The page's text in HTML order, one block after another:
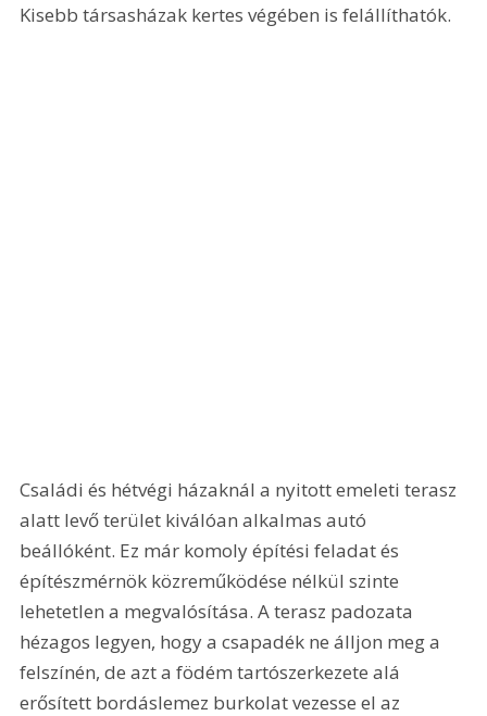
Kisebb társasházak kertes végében is felállíthatók.
Családi és hétvégi házaknál a nyitott emeleti terasz
alatt levő terület kiválóan alkalmas autó
beállóként. Ez már komoly építési feladat és
építészmérnök közreműködése nélkül szinte
lehetetlen a megvalósítása. A terasz padozata
hézagos legyen, hogy a csapadék ne álljon meg a
felszínén, de azt a födém tartószerkezete alá
erősített bordáslemez burkolat vezesse el az